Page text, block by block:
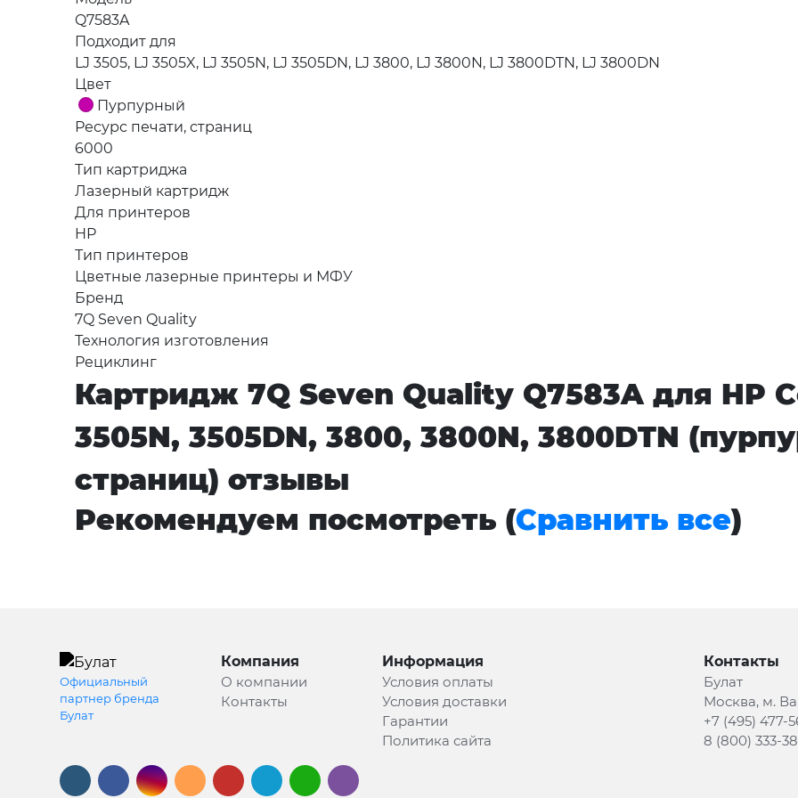
Q7583A
Подходит для
LJ 3505, LJ 3505X, LJ 3505N, LJ 3505DN, LJ 3800, LJ 3800N, LJ 3800DTN, LJ 3800DN
Цвет
Пурпурный
Ресурс печати, страниц
6000
Тип картриджа
Лазерный картридж
Для принтеров
HP
Тип принтеров
Цветные лазерные принтеры и МФУ
Бренд
7Q Seven Quality
Технология изготовления
Рециклинг
Картридж 7Q Seven Quality Q7583A для HP
3505N, 3505DN, 3800, 3800N, 3800DTN
страниц) отзывы
Рекомендуем посмотреть (Сравнить все)
Официальный
партнер бренда
Булат
Компания
О компании
Контакты
Информация
Условия оплаты
Условия доставки
Гарантии
Политика сайта
Контакты
Булат
Москва, м.
+7 (495) 477-
8 (800) 333-